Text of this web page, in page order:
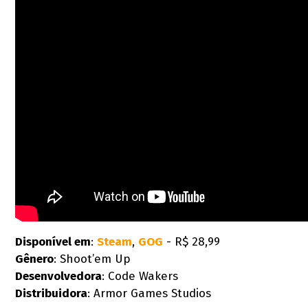
Disponível em:Steam, GOG - R$ 28,99
Gênero: Shoot’em Up
Desenvolvedora: Code Wakers
Distribuidora: Armor Games Studios